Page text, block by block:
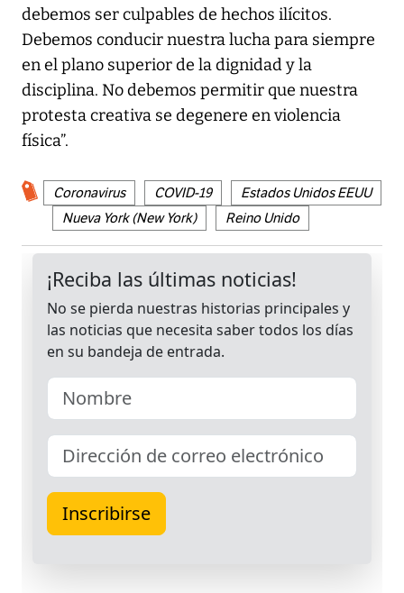
debemos ser culpables de hechos ilícitos.
Debemos conducir nuestra lucha para siempre
en el plano superior de la dignidad y la
disciplina. No debemos permitir que nuestra
protesta creativa se degenere en violencia
física”.
Coronavirus COVID-19
Estados Unidos EEUU
Nueva York (New York)
Reino Unido